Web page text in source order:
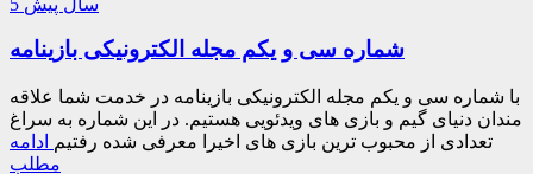
شماره سی و یکم مجله الکترونیکی بازینامه
با شماره سی و یکم مجله الکترونیکی بازینامه در خدمت شما علاقه
مندان دنیای گیم و بازی های ویدئویی هستیم. در این شماره به سراغ
تعدادی از محبوب ترین بازی های اخیرا معرفی شده رفتیم ادامه
مطلب